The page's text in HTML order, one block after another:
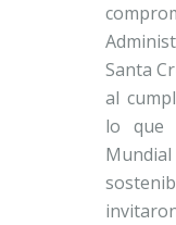
Santa
al
lo que